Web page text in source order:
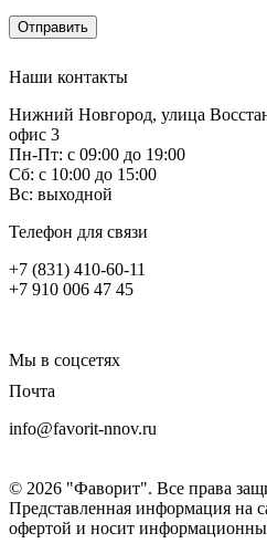
Наши контакты
Нижний Новгород, улица
офис 3
Пн-Пт: с 09:00 до 19:00
Сб: с 10:00 до 15:00
Вс: выходной
Телефон для связи
+7 (831) 410-60-11
+7 910 006 47 45
Мы в соцсетях
Почта
info@favorit-nnov.ru
© 2026 "Фаворит". Все права
Представленная информация на
офертой и носит